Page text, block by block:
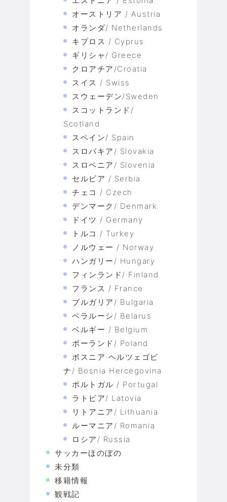
オーストリア / Austria
オランダ/ Netherlands
キプロス / Cyprus
ギリシャ/ Greece
クロアチア/Croatia
スイス / Swiss
スウェーデン/Sweden
スコットランド/
Scotland
スペイン/ Spain
スロバキア/ Slovakia
スロベニア/ Slovenia
セルビア / Serbia
チェコ / Czech
デンマーク/ Denmark
ドイツ / Germany
トルコ / Turkey
ノルウェー / Norway
ハンガリー/ Hungary
フィンランド/ Finland
フランス / France
ブルガリア/ Bulgaria
ベラルーシ/ Belarus
ベルギー / Belgium
ポーランド/ Poland
ボスニア·ヘルツェゴビ
ナ/ Bosnia Hercegovina
ポルトガル / Portugal
ラトビア/ Latovia
リトアニア/ Lithuania
ルーマニア/ Romania
ロシア/ Russia
サッカーほのぼの
未分類
移籍情報
観戦記